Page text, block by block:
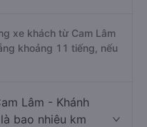
xe khách từ Cam Lâm
khoảng 11 tiếng, nếu
Lâm - Khánh
bao nhiêu km